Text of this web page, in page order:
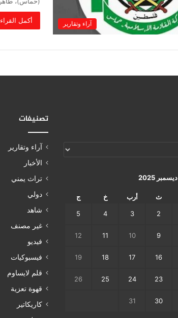
آراء وتقارير أكمل
ديسمبر 2025
ث أرب خ ج
2
3
4
5
9
10
11
12
16
17
18
19
23
24
25
26
30
31
تصنيفات
آراء وتقارير
الأخبار
تراث يمني
دولي
شاهد
غير مصنف
فيديو
فيسبوكيات
قلم لايساوم
قهوة تعزية
كاريكاتير